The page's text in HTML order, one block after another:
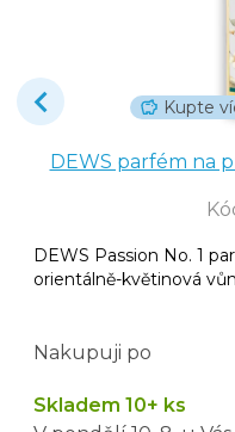
Kupte
DEWS parfém na
DEWS Passion No. 1
orientálně-květinová
Nakupuji po
Skladem 10+ ks